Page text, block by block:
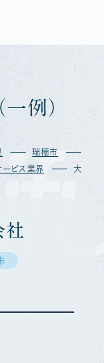
（ 一例 ）
瑞穂市
ービス業界 大日本
社